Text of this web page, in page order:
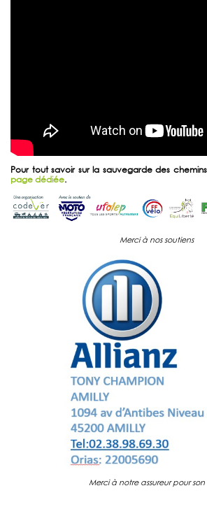
Pour tout savoir sur la sauvegarde des
page dédiée.
Merci à nos soutiens
Merci à notre assureur pour